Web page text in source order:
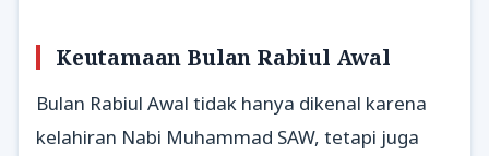
Keutamaan Bulan Rabiul Awal
Bulan Rabiul Awal tidak hanya dikenal karena
kelahiran Nabi Muhammad SAW, tetapi juga